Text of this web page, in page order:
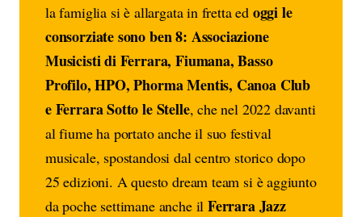
la famiglia si è allargata in fretta ed oggi le
consorziate sono ben 8: Associazione
Musicisti di Ferrara, Fiumana, Basso
Profilo, HPO, Phorma Mentis, Canoa Club
e Ferrara Sotto le Stelle, che nel 2022 davanti
al fiume ha portato anche il suo festival
musicale, spostandosi dal centro storico dopo
25 edizioni. A questo dream team si è aggiunto
da poche settimane anche il Ferrara Jazz